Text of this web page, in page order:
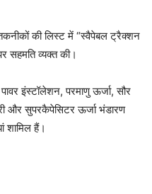
की लिस्ट में “स्वैपेबल ट्रैक्शन
सहमति व्यक्त की।
इंस्टॉलेशन, परमाणु ऊर्जा, सौर
और सुपरकैपेसिटर ऊर्जा भंडारण
शामिल हैं।